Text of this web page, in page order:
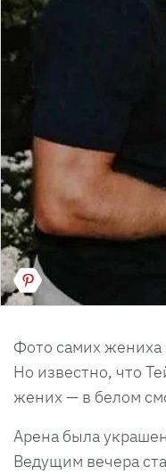
Фото самих жениха
Но известно, что
жених — в белом
Арена была
Ведущим вечера